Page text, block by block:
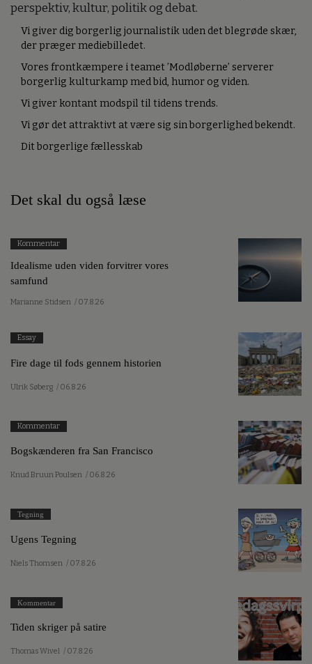
perspektiv, kultur, politik og debat.
Vi giver dig borgerlig journalistik uden det blegrøde skær,
der præger mediebilledet.
Vores frontkæmpere i teamet ’Modløberne’ serverer
borgerlig kulturkamp med bid, humor og viden.
Vi giver kontant modspil til tidens trends.
Vi gør det attraktivt at være sig sin borgerlighed bekendt.
Dit borgerlige fællesskab
Det skal du også læse
Kommentar
Idealisme uden viden forvitrer vores
samfund
Marianne Stidsen / 07.8.26
Essay
Fire dage til fods gennem historien
Ulrik Søberg / 06.8.26
Kommentar
Bogskænderen fra San Francisco
Knud Bruun Poulsen / 06.8.26
Tegning
Ugens Tegning
Niels Thomsen / 07.8.26
Kommentar
Tiden skriger på satire
Thomas Wivel / 07.8.26